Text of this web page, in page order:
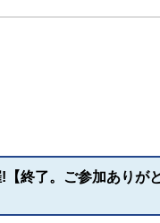
終了。ご参加ありが